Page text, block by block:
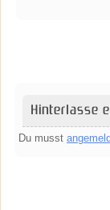
Hinterlasse
Du musst